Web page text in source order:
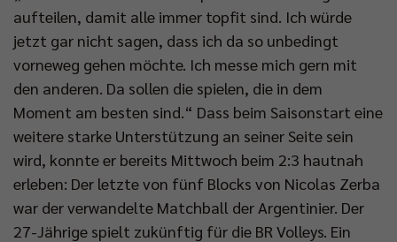
aufteilen, damit alle immer topfit sind. Ich würde
jetzt gar nicht sagen, dass ich da so unbedingt
vorneweg gehen möchte. Ich messe mich gern mit
den anderen. Da sollen die spielen, die in dem
Moment am besten sind.“ Dass beim Saisonstart eine
weitere starke Unterstützung an seiner Seite sein
wird, konnte er bereits Mittwoch beim 2:3 hautnah
erleben: Der letzte von fünf Blocks von Nicolas Zerba
war der verwandelte Matchball der Argentinier. Der
27-Jährige spielt zukünftig für die BR Volleys. Ein